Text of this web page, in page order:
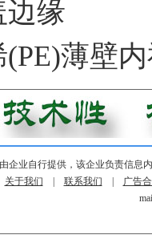
缘
薄壁
企业自行提供，该企业负责信息
关于我们
联系我们
广告